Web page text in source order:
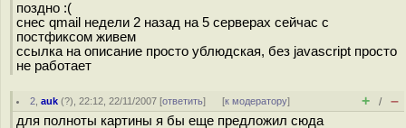
поздно :(
снес qmail недели 2 назад на 5 серверах сейчас с
постфиксом живем
ссылка на описание просто ублюдская, без javascript просто
не работает
2 ,auk (?), 22:12, 22/11/2007 [ответить] [к модератору] + / –
для полноты картины я бы еще предложил сюда